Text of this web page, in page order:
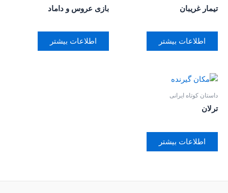
تیمار غریبان
اطلاعات بیشتر
بازی عروس و داماد
اطلاعات بیشتر
داستان کوتاه ایرانی
ترلان
اطلاعات بیشتر